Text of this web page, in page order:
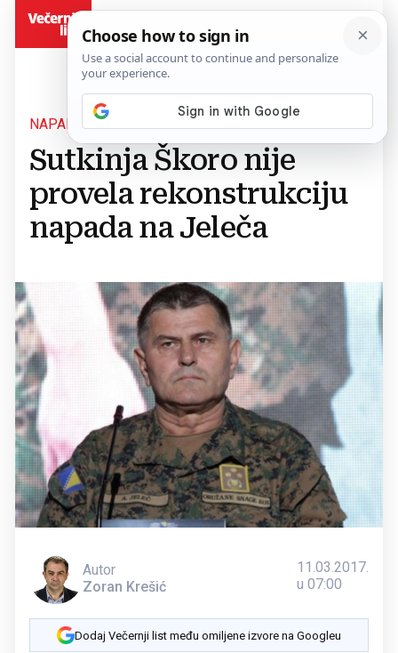
NAPAD NA GENERALA OS BIH
Sutkinja Škoro nije
provela rekonstrukciju
napada na Jeleča
Autor
Zoran Krešić
11.03.2017.
u 07:00
Dodaj Večernji list među omiljene izvore na Googleu